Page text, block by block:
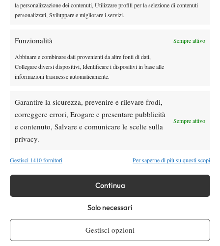
la personalizzazione dei contenuti, Utilizzare profili per la selezione di contenuti
personalizzati, Sviluppare e migliorare i servizi.
Funzionalità Sempre attivo
Abbinare e combinare dati provenienti da altre fonti di dati,
Collegare diversi dispositivi, Identificare i dispositivi in base alle
informazioni trasmesse automaticamente.
Garantire la sicurezza, prevenire e rilevare frodi,
correggere errori, Erogare e presentare pubblicità
e contenuto, Salvare e comunicare le scelte sulla
privacy.
Sempre attivo
Gestisci 1410 fornitori Per saperne di più su questi scopi
Continua
Solo necessari
Gestisci opzioni
Instagram
Testata giornalisticaSpazio Tennisregistrata Aut-Trib Milano n°
10268 del 15/09/2025
Editore: VIBES MEDIA SRL
, P.iva 14250480960
HOME
ENTRY LIST